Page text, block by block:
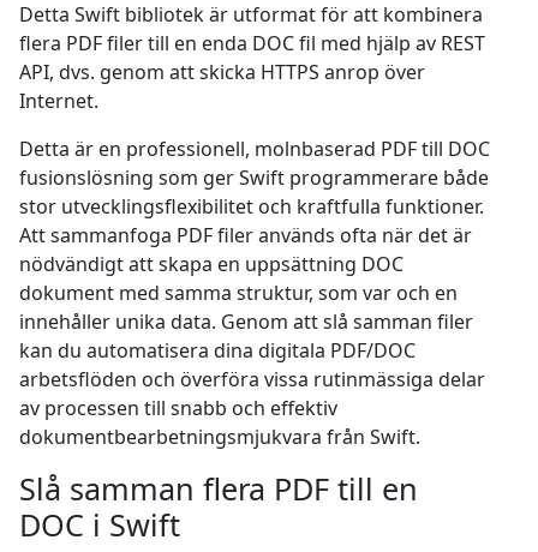
Detta Swift bibliotek är utformat för att kombinera
flera PDF filer till en enda DOC fil med hjälp av REST
API, dvs. genom att skicka HTTPS anrop över
Internet.
Detta är en professionell, molnbaserad PDF till DOC
fusionslösning som ger Swift programmerare både
stor utvecklingsflexibilitet och kraftfulla funktioner.
Att sammanfoga PDF filer används ofta när det är
nödvändigt att skapa en uppsättning DOC
dokument med samma struktur, som var och en
innehåller unika data. Genom att slå samman filer
kan du automatisera dina digitala PDF/DOC
arbetsflöden och överföra vissa rutinmässiga delar
av processen till snabb och effektiv
dokumentbearbetningsmjukvara från Swift.
Slå samman flera PDF till en
DOC i Swift